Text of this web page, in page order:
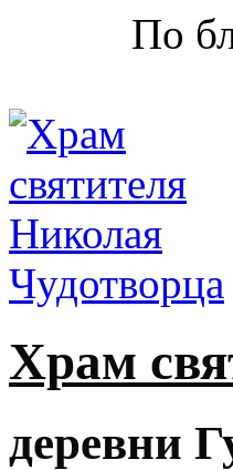
По
Храм
деревни